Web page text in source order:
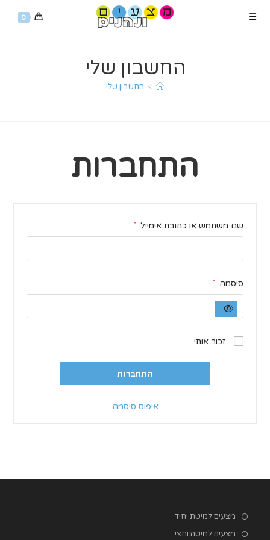
0
החשבון שלי
> החשבון שלי
התחברות
שם משתמש או כתובת אימייל *חובה
סיסמה *חובה
זכור אותי
התחברות
איפוס סיסמה
מצעים למיטת יחיד
מצעים למיטה וחצי